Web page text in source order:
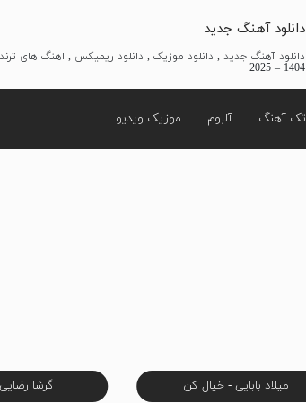
دانلود آهنگ جدید
دانلود آهنگ جدید , دانلود موزیک , دانلود ریمیکس , اهنگ های ترند
1404 – 2025
تک آهنگ آلبوم موزیک ویدیو
گرشا میلاد بابایی - خیال کن